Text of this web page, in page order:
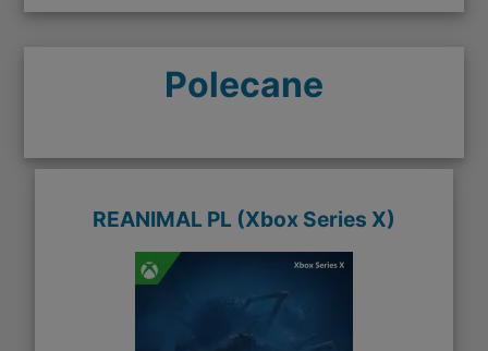
Polecane
REANIMAL PL (Xbox Series X)